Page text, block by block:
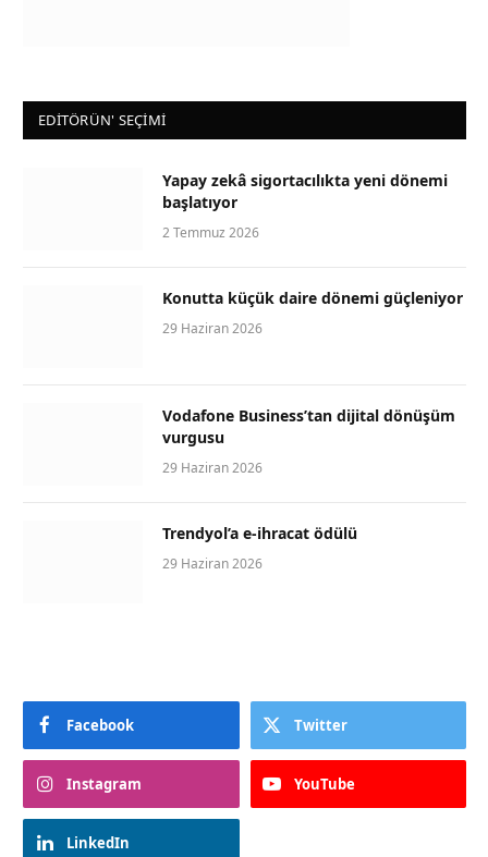
EDİTÖRÜN' SEÇİMİ
Yapay zekâ sigortacılıkta yeni dönemi
başlatıyor
2 Temmuz 2026
Konutta küçük daire dönemi güçleniyor
29 Haziran 2026
Vodafone Business’tan dijital dönüşüm
vurgusu
29 Haziran 2026
Trendyol’a e-ihracat ödülü
29 Haziran 2026
Facebook Twitter
Instagram YouTube
LinkedIn